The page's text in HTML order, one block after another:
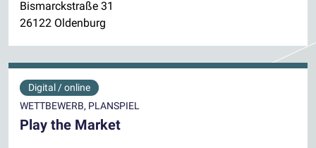
Bismarckstraße 31
26122 Oldenburg
Digital / online
WETTBEWERB, PLANSPIEL
Play the Market